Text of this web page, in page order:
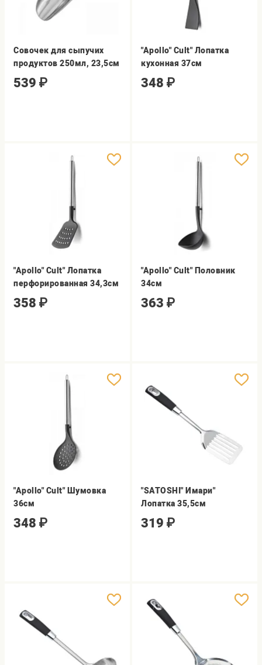
Совочек для сыпучих
продуктов 250мл, 23,5см
539 ₽
"Apollo" Cult" Лопатка
кухонная 37см
348 ₽
"Apollo" Cult" Лопатка
перфорированная 34,3см
358 ₽
"Apollo" Cult" Половник
34см
363 ₽
"Apollo" Cult" Шумовка
36см
348 ₽
"SATOSHI" Имари"
Лопатка 35,5см
319 ₽